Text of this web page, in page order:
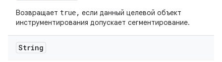
Возвращает true, если данный целевой объект
инструментирования допускает сегментирование.
String